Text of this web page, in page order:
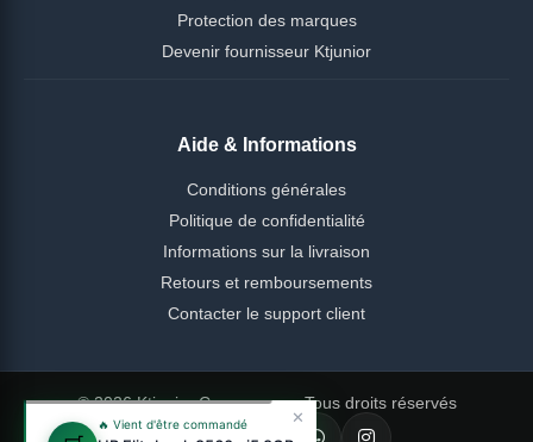
Protection des marques
Devenir fournisseur Ktjunior
Aide & Informations
Conditions générales
Politique de confidentialité
Informations sur la livraison
Retours et remboursements
Contacter le support client
© 2026 Ktjunior Cameroun — Tous droits réservés
🔥 Vient d'être commandé ✕